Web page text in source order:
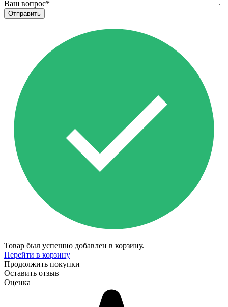
Ваш вопрос*
Товар был успешно добавлен в корзину.
Перейти в корзину
Продолжить покупки
Оставить отзыв
Оценка